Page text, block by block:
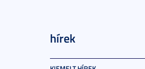
hírek